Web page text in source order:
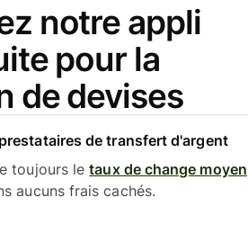
notre appli
pour la
de devises
de transfert d'argent
toujours letaux de change moyen
aucuns frais cachés.